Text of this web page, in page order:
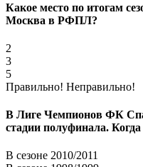
Какое место по итогам
Москва в РФПЛ?
2
3
5
Правильно! Неправильно!
В Лиге Чемпионов ФК
стадии полуфинала.
В сезоне 2010/2011